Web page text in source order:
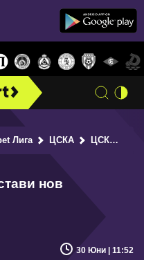
Лига ЦСКА ЦСКА официално представи нов нападател (ВИДЕО)
нов
30 Юни | 11:52